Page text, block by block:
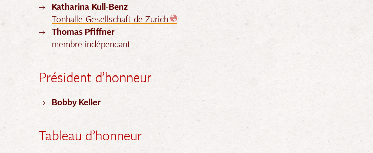
Katharina Kull-Benz
Tonhalle-Gesellschaft de Zurich
Thomas Pfiffner
membre indépendant
Président d’honneur
Bobby Keller
Tableau d’honneur